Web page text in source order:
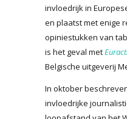
invloedrijk in
en plaatst met enige
opiniestukken van
is het geval met
Belgische uitgeverij
In oktober
invloedrijke